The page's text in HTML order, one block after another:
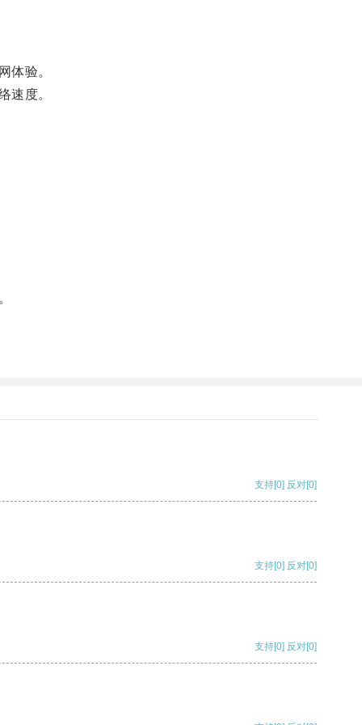
体验。
速度。
支持[0] 反对[0]
支持[0] 反对[0]
支持[0] 反对[0]